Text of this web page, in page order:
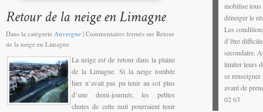
Dans la catégorie Auvergne | Commentaires fermés sur Retour
de la neige en Limagne
La neige est de retour dans la plaine
de la Limagne. Si la neige tombée
hier n’avait pas pu tenir au sol plus
d’une demi-journée, les petites
chutes de cette nuit pourraient tenir
mobilise
déneiger le
Les
d’être
secondaire.
limiter leurs
se
avant de
02 63